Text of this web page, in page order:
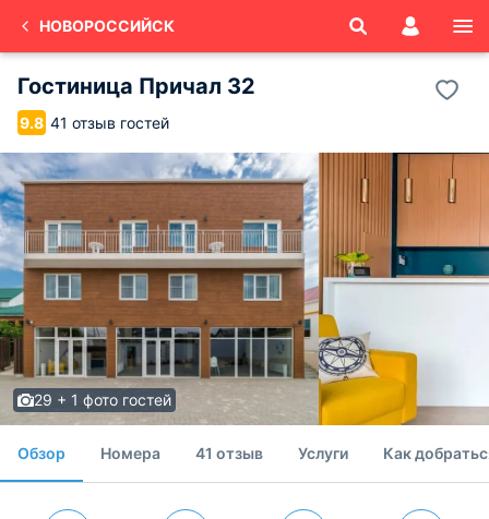
НОВОРОССИЙСК
Гостиница Причал 32
9.8 41 отзыв гостей
29 + 1 фото гостей
Обзор Номера 41 отзыв Услуги Как